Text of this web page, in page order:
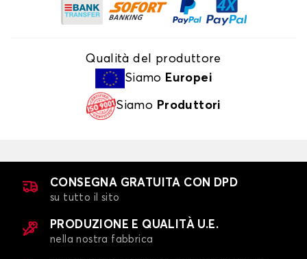
Qualità del produttore
Siamo Europei
Siamo Produttori
CONSEGNA GRATUITA CON DPD
su tutto il sito
PRODUZIONE E QUALITÀ U.E.
nella nostra fabbrica